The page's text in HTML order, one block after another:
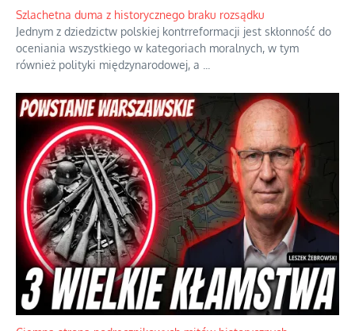
Dramatyczne skutki skrajnej nadgorliwości we wspólnocie.
Szlachetna duma z historycznego braku rozsądku
Jednym z dziedzictw polskiej kontrreformacji jest skłonność do
oceniania wszystkiego w kategoriach moralnych, w tym